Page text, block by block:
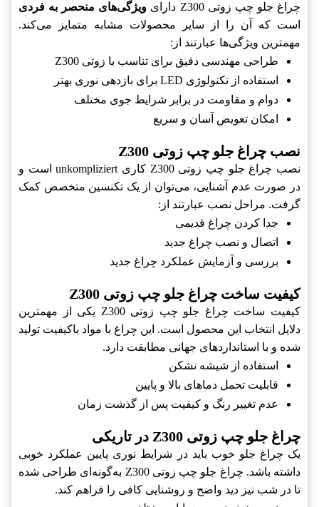
چراغ جلو چپ زوتی Z300 دارای
ویژگی‌های منحصر به فردی
است که آن را از سایر محصولات مشابه متمایز می‌کند.
مهمترین ویژگی‌ها عبارتند از:
طراحی مهندسی دقیق برای تناسب با زوتی Z300
استفاده از تکنولوژی LED برای بازدهی نوری بهتر
دوام و مقاومت در برابر شرایط جوی مختلف
امکان تعویض آسان و سریع
نصب چراغ جلو چپ زوتی Z300
نصب چراغ جلو چپ زوتی Z300 کاری unkompliziert است و
در صورت عدم آشنایی، می‌توان از یک تکنسین متخصص کمک
گرفت. مراحل نصب عبارتند از:
جدا کردن چراغ قدیمی
اتصال و نصب چراغ جدید
بررسی و آزمایش عملکرد چراغ جدید
کیفیت ساخت چراغ جلو چپ زوتی Z300
کیفیت ساخت چراغ جلو چپ زوتی Z300 یکی از مهمترین
دلایل انتخاب این محصول است. این چراغ با مواد باکیفیت تولید
شده و با استانداردهای جهانی مطابقت دارد.
استفاده از شیشه نشکن
قابلیت تحمل دماهای بالا و پایین
عدم تغییر رنگ و کیفیت پس از گذشت زمان
چراغ جلو چپ زوتی Z300 در تاریکی
یک چراغ جلو خوب باید در شرایط نوری پایین عملکرد خوبی
داشته باشد. چراغ جلو چپ زوتی Z300 به‌گونه‌ای طراحی شده
تا در شب نیز دید واضح و روشنایی کافی را فراهم کند.